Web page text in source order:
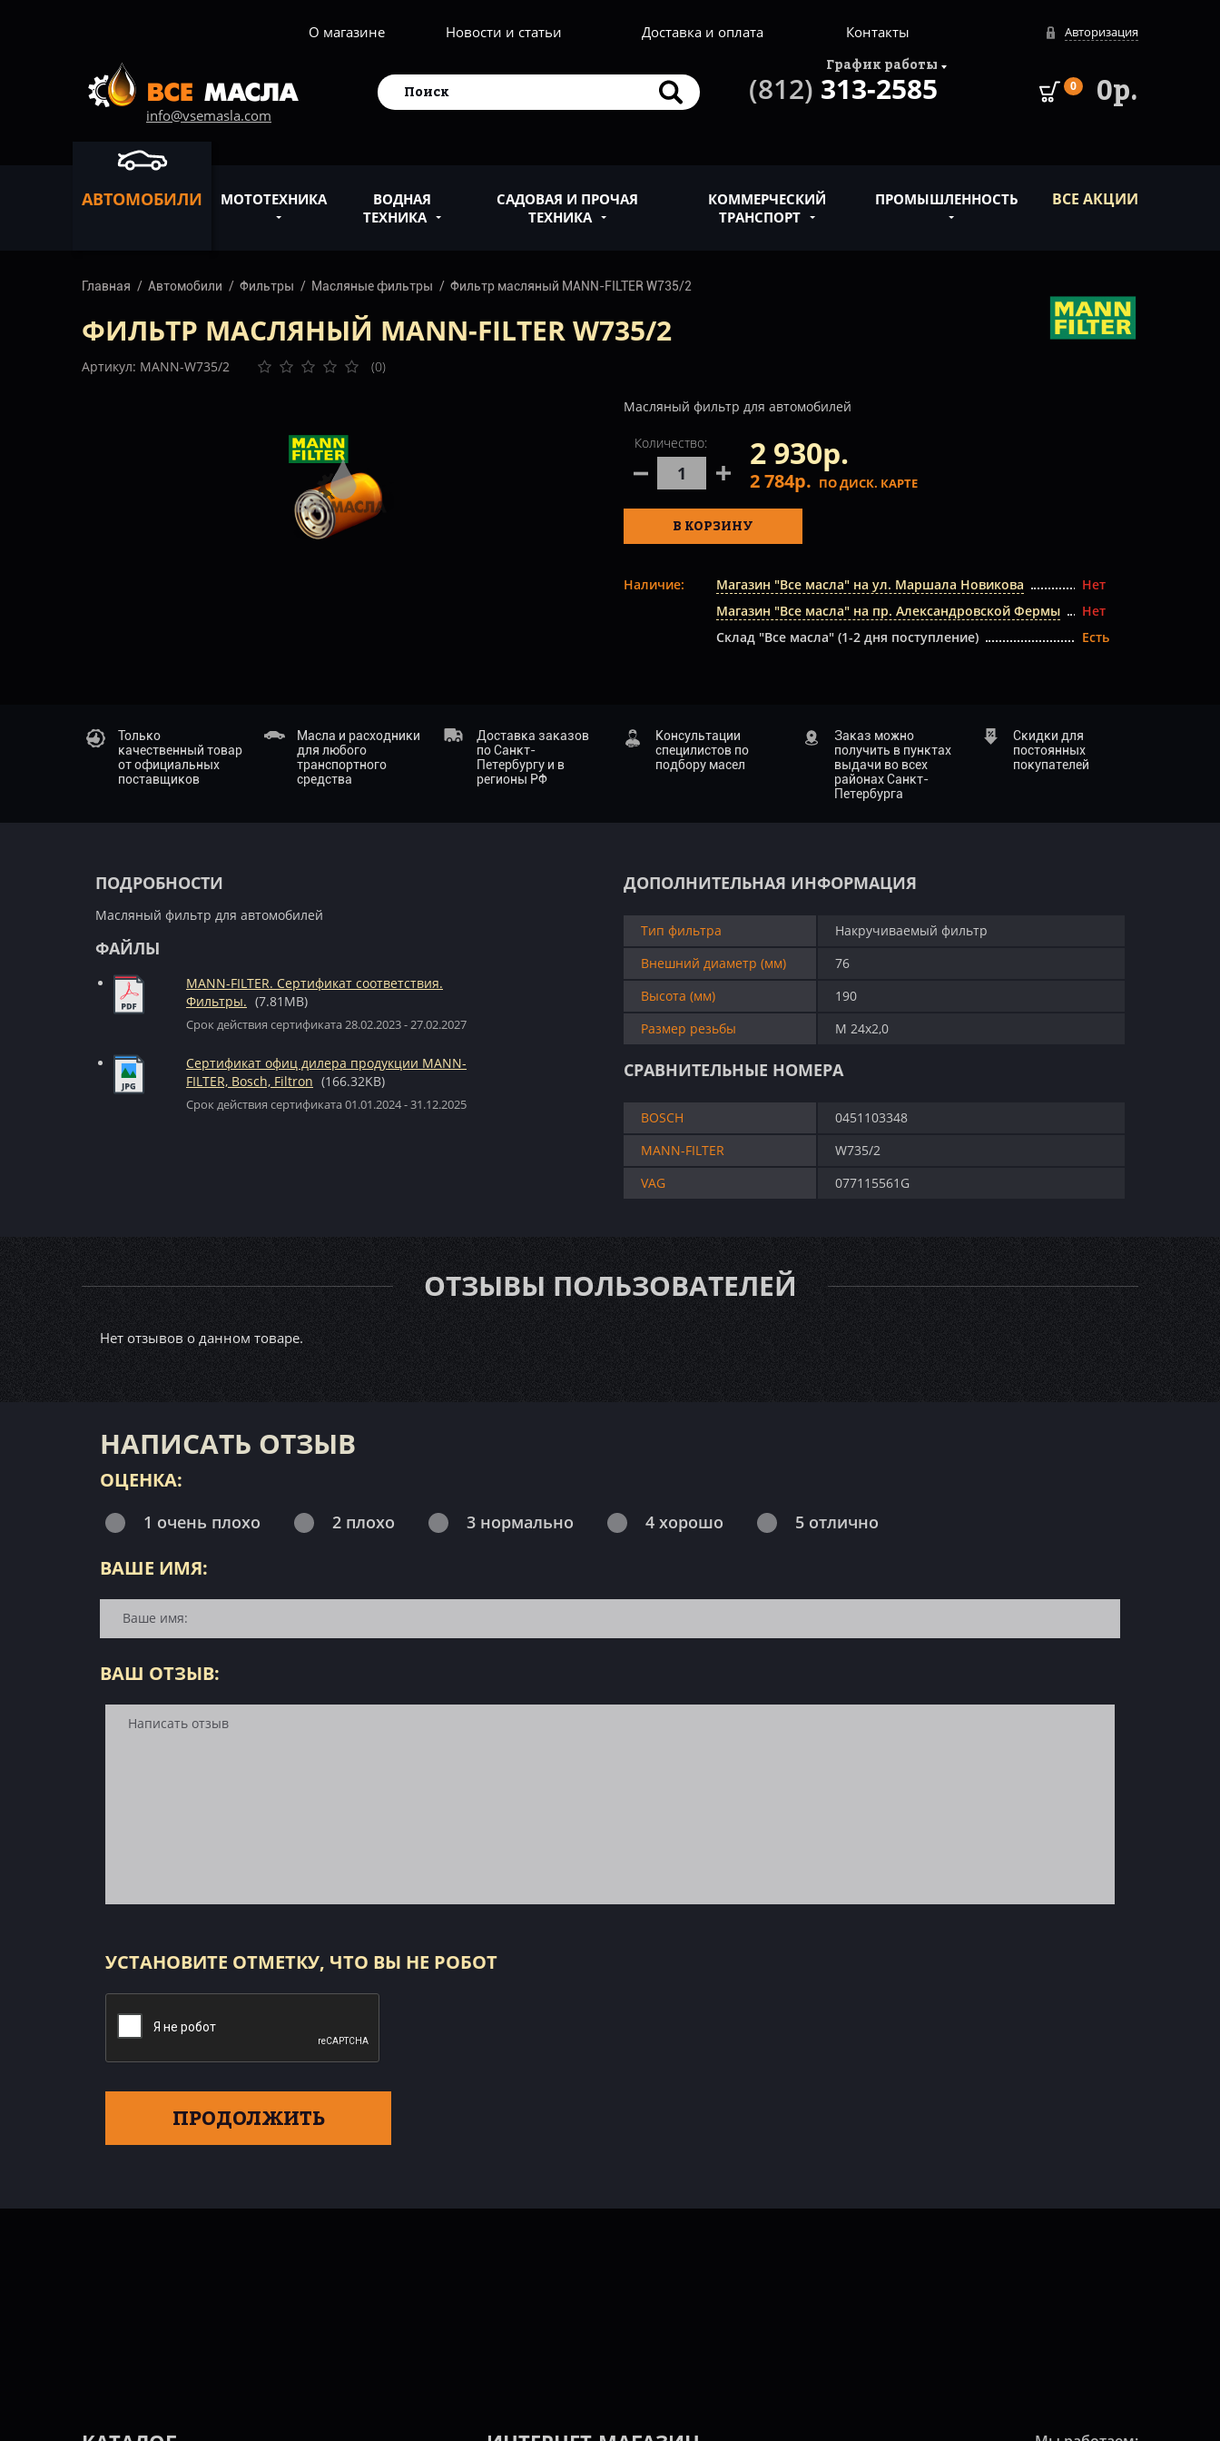
Авторизация
О магазине Новости и статьи Доставка и оплата Контакты
info@vsemasla.com
0 0р.
График работы
(812) 313-2585
АВТОМОБИЛИ МОТОТЕХНИКА
ВОДНАЯ
ТЕХНИКА
САДОВАЯ И ПРОЧАЯ
ТЕХНИКА
КОММЕРЧЕСКИЙ
ТРАНСПОРТ
ПРОМЫШЛЕННОСТЬ ВСЕ АКЦИИ
Главная Автомобили Фильтры Масляные фильтры Фильтр масляный MANN-FILTER W735/2
ФИЛЬТР МАСЛЯНЫЙ MANN-FILTER W735/2
Артикул: MANN-W735/2 (0)
Масляный фильтр для автомобилей
Количество: 2 930р.
2 784р. ПО ДИСК. КАРТЕ
В КОРЗИНУ
Наличие: Магазин "Все масла" на ул. Маршала Новикова
Нет
Магазин "Все масла" на пр. Александровской Фермы
Нет
Склад "Все масла" (1-2 дня поступление)
Есть
Только
качественный товар
от официальных
поставщиков
Масла и расходники
для любого
транспортного
средства
Доставка заказов
по Санкт-
Петербургу и в
регионы РФ
Консультации
специлистов по
подбору масел
Заказ можно
получить в пунктах
выдачи во всех
районах Санкт-
Петербурга
Скидки для
постоянных
покупателей
ПОДРОБНОСТИ
Масляный фильтр для автомобилей
ФАЙЛЫ
MANN-FILTER. Сертификат соответствия.
Фильтры. (7.81MB)
Срок действия сертификата 28.02.2023 - 27.02.2027
Сертификат офиц дилера продукции MANN-
FILTER, Bosch, Filtron (166.32KB)
Срок действия сертификата 01.01.2024 - 31.12.2025
ДОПОЛНИТЕЛЬНАЯ ИНФОРМАЦИЯ
Тип фильтра
Накручиваемый фильтр
Внешний диаметр (мм)
76
Высота (мм)
190
Размер резьбы
M 24x2,0
СРАВНИТЕЛЬНЫЕ НОМЕРА
BOSCH
0451103348
MANN-FILTER
W735/2
VAG
077115561G
ОТЗЫВЫ ПОЛЬЗОВАТЕЛЕЙ
Нет отзывов о данном товаре.
НАПИСАТЬ ОТЗЫВ
ОЦЕНКА:
1 очень плохо 2 плохо 3 нормально 4 хорошо 5 отлично
ВАШЕ ИМЯ:
ВАШ ОТЗЫВ:
УСТАНОВИТЕ ОТМЕТКУ, ЧТО ВЫ НЕ РОБОТ
ПРОДОЛЖИТЬ